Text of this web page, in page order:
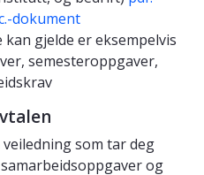
dokument
gjelde er eksempelvis
semesteroppgaver,
som tar deg
og